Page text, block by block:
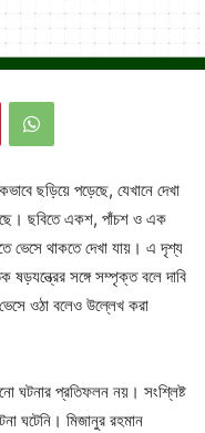
ছড়িয়ে পড়েছে, যেখানে দেখা
ছবিতে একশ, পাঁচশ ও এক
ভেসে থাকতে দেখা যায়। এ দৃশ্য
ষড়যন্ত্রের সঙ্গে সম্পৃক্ত বলে দাবি
ওঠা বলেও উল্লেখ করা
ঘটনার প্রতিফলন নয়। সংশ্লিষ্ট
ঘটেনি। মিজানুর রহমান